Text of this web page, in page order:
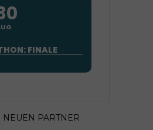
FINALE
NEUEN PARTNER